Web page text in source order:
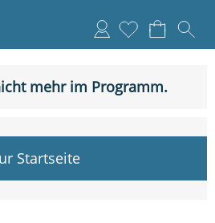
Anmelden
mehr im Programm.
Startseite